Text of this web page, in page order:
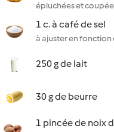
épluchées et
1 c. à café de sel
à ajuster en fonction
250 g de lait
30 g de beurre
1 pincée de noix